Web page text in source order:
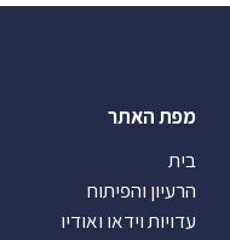
מפת האתר
בית
הרעיון והפיתוח
עדויות וידאו ואודיו